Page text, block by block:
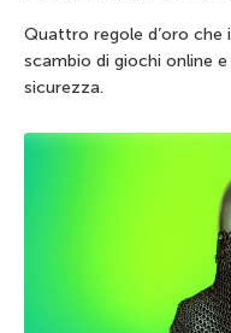
Quattro regole d’oro che
scambio di giochi online
sicurezza.